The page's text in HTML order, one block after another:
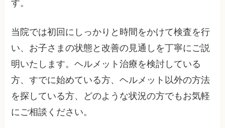
す。
当院では初回にしっかりと時間をかけて検査を行
い、お子さまの状態と改善の見通しを丁寧にご説
明いたします。ヘルメット治療を検討している
方、すでに始めている方、ヘルメット以外の方法
を探している方、どのような状況の方でもお気軽
にご相談ください。